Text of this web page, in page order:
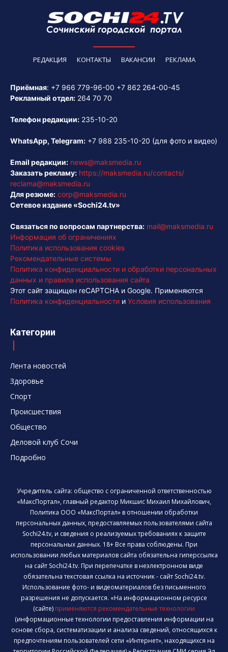
РЕДАКЦИЯ КОНТАКТЫ ВАКАНСИИ РЕКЛАМА
Приёмная: +7 966 779-96-00 +7 862 264-00-45
Рекламный отдел: 264 70 70
Телефон редакции: 235-10-20
WhatsApp, Telegram: +7 988 235-10-20 (для фото и видео)
Email редакции: news@maksmedia.ru
Заказать рекламу: https://maksmedia.ru/contacts/
reclama@maksmedia.ru
Для резюме: corp@maksmedia.ru
Сетевое издание «Sochi24.tv»
Связаться по вопросам партнерства: mail@maksmedia.ru
Информация об ограничениях
Политика использования cookies
Рекомендательные системы
Политика конфиденциальности и обработки персональных
данных и правила использования сайта
Этот сайт защищен reCAPTCHA и Google. Применяются
Политика конфиденциальности и Условия использования
Категории
Лента новостей
Здоровье
Спорт
Происшествия
Общество
Деловой клуб Сочи
Подробно
Учредитель сайта: общество с ограниченной ответственностью
«МаксПортал», главный редактор Микшис Михаил Михайлович,
Политика ООО «МаксПортал» в отношении обработки
персональных данных, предоставляемых пользователями сайта
Sochi24.tv, и сведения о реализуемых требованиях к защите
персональных данных. 18+ Все права соблюдены. При
использовании любых материалов сайта обязательна гиперссылка
на сайт Sochi24.tv. При перепечатке в неэлектронном виде
обязательна текстовая ссылка на источник - сайт Sochi24.tv.
Использование фото- и видеоматериалов без письменного
разрешения не допускается. «На информационном ресурсе
(сайте) применяются рекомендательные технологии
(информационные технологии предоставления информации на
основе сбора, систематизации и анализа сведений, относящихся к
предпочтениям пользователей сети «Интернет», находящихся на